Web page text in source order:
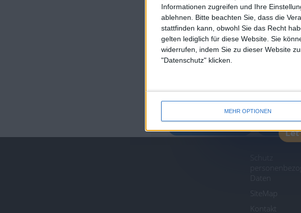
Informationen zugreifen und Ihre
ablehnen.
Bitte beachten Sie, dass die
stattfinden kann, obwohl Sie das Recht
gelten lediglich für diese Website. Sie
widerrufen, indem Sie zu dieser Website
"Datenschutz" klicken.
MEHR OPTIONEN
Ein
juegos-geograficos.com
Daten
SiteMap
Kontakt
the